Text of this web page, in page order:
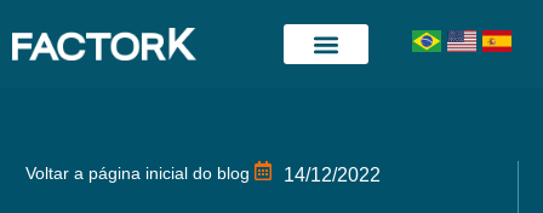
Voltar a página inicial do blog 14/12/2022